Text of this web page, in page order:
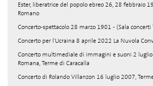
Ester, liberatrice del popolo ebreo 26, 28 febbraio
Romano
Concerto-spettacolo 28 marzo 1901 - (Sala concerti
Concerto per l'Ucraina 8 aprile 2022 La Nuvola
Concerto multimediale di immagini e suoni 2 luglio
Romana, Terme di Caracalla
Concerto di Rolando Villanzon 16 luglio 2007,